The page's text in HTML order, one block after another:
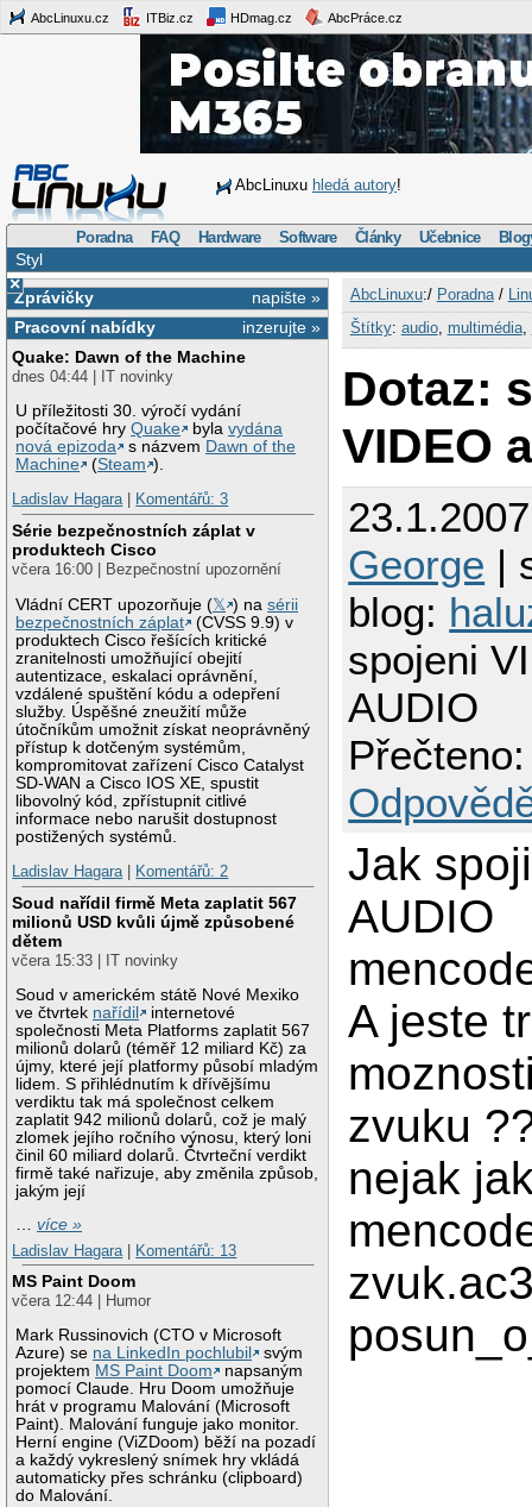
AbcLinuxu.cz ITBiz.cz HDmag.cz AbcPráce.cz
AbcLinuxu hledá autory!
Poradna FAQ Hardware Software Články Učebnice
Styl
×
napište »
Zprávičky
inzerujte »
Pracovní nabídky
Quake: Dawn of the Machine
dnes 04:44 | IT novinky
U příležitosti 30. výročí vydání
počítačové hryQuake bylavydána
nová epizoda
s názvem Dawn of the
Machine
(Steam ).
Ladislav Hagara| Komentářů: 3
Série bezpečnostních záplat v
produktech Cisco
včera 16:00 | Bezpečnostní upozornění
Vládní CERT upozorňuje (𝕏 ) nasérii
bezpečnostních záplat
(CVSS 9.9) v
produktech Cisco řešících kritické
zranitelnosti umožňující obejití
autentizace, eskalaci oprávnění,
vzdálené spuštění kódu a odepření
služby. Úspěšné zneužití může
útočníkům umožnit získat neoprávněný
přístup k dotčeným systémům,
kompromitovat zařízení Cisco Catalyst
SD-WAN a Cisco IOS XE, spustit
libovolný kód, zpřístupnit citlivé
informace nebo narušit dostupnost
postižených systémů.
Ladislav Hagara| Komentářů: 2
Soud nařídil firmě Meta zaplatit 567
milionů USD kvůli újmě způsobené
dětem
včera 15:33 | IT novinky
Soud v americkém státě Nové Mexiko
ve čtvrtek nařídil
internetové
společnosti Meta Platforms zaplatit 567
milionů dolarů (téměř 12 miliard Kč) za
újmy, které její platformy působí mladým
lidem. S přihlédnutím k dřívějšímu
verdiktu tak má společnost celkem
zaplatit 942 milionů dolarů, což je malý
zlomek jejího ročního výnosu, který loni
činil 60 miliard dolarů. Čtvrteční verdikt
firmě také nařizuje, aby změnila způsob,
jakým její
…více »
Ladislav Hagara
Komentářů: 13
MS Paint Doom
včera 12:44 | Humor
Mark Russinovich (CTO v Microsoft
Azure) se na LinkedIn pochlubil
svým
projektem MS Paint Doom
napsaným
pomocí Claude. Hru Doom umožňuje
hrát v programu Malování (Microsoft
Paint). Malování funguje jako monitor.
Herní engine (ViZDoom) běží na pozadí
a každý vykreslený snímek hry vkládá
automaticky přes schránku (clipboard)
do Malování.
AbcLinuxu:/ Poradna/
Štítky: audio, multimédia,
Dotaz:
VIDEO
George |
blog:
spojeni
AUDIO
Jak
AUDIO
A jeste
zvuku
nejak